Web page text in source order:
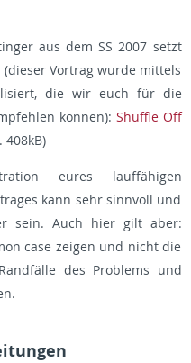
aus dem SS 2007 setzt
Vortrag wurde mittels
die wir euch für die
können): Shuffle Off
408kB)
eures lauffähigen
kann sehr sinnvoll und
sein. Auch hier gilt aber:
case zeigen und nicht die
des Problems und